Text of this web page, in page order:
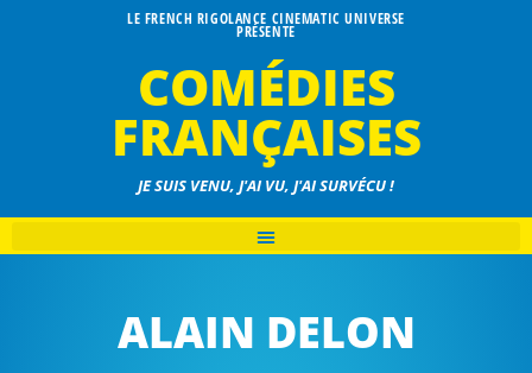
LE FRENCH RIGOLANCE CINEMATIC UNIVERSE
PRÉSENTE
COMÉDIES
FRANÇAISES
JE SUIS VENU, J'AI VU, J'AI SURVÉCU !
ALAIN DELON